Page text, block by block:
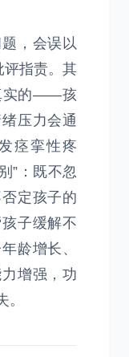
，会误以
评指责。其
实的——孩
压力会通
痉挛性疼
”：既不忽
定孩子的
子缓解不
龄增长、
增强，功